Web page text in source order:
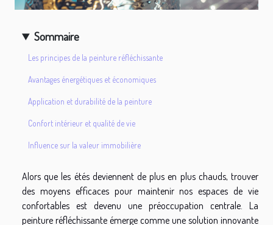
Sommaire
Les principes de la peinture réfléchissante
Avantages énergétiques et économiques
Application et durabilité de la peinture
Confort intérieur et qualité de vie
Influence sur la valeur immobilière
Alors que les étés deviennent de plus en plus chauds, trouver
des moyens efficaces pour maintenir nos espaces de vie
confortables est devenu une préoccupation centrale. La
peinture réfléchissante émerge comme une solution innovante